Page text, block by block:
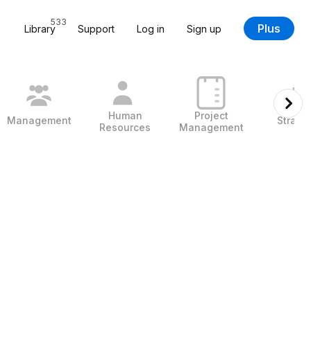
Library
533
Support Log in Sign up Plus
Management
Human
Resources
Project
Management